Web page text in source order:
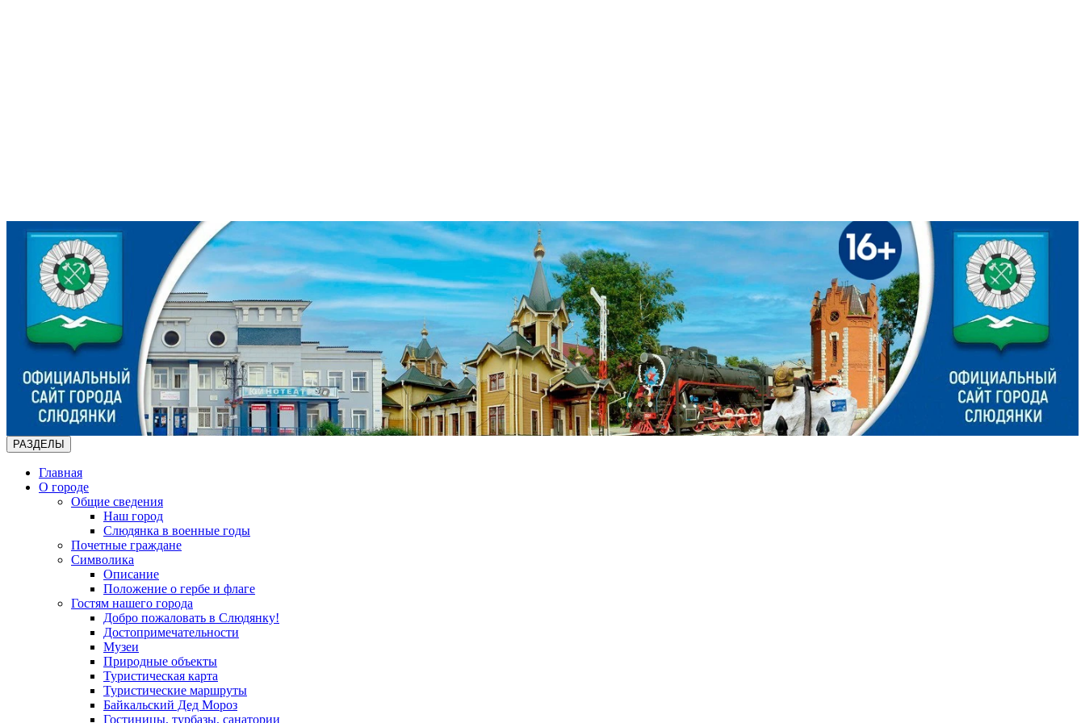
РАЗДЕЛЫ
Главная
О городе
Общие сведения
Наш город
Слюдянка в военные годы
Почетные граждане
Символика
Описание
Положение о гербе и флаге
Гостям нашего города
Добро пожаловать в Слюдянку!
Достопримечательности
Музеи
Природные объекты
Туристическая карта
Туристические маршруты
Байкальский Дед Мороз
Гостиницы, турбазы, санатории